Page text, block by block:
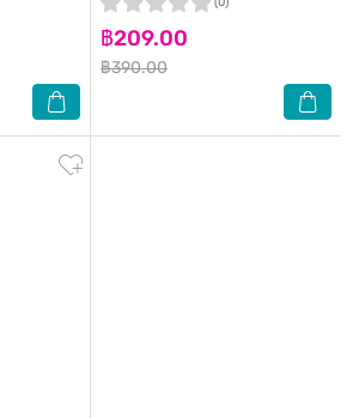
฿209.00
฿390.00